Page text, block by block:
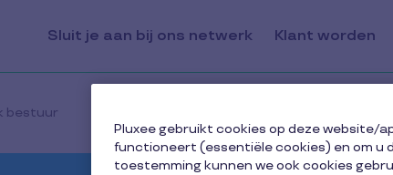
Sluit je aan bij ons netwerk Klant worden
bestuur
Pluxee gebruikt cookies op deze website/
functioneert (essentiële cookies) en om u
toestemming kunnen we ook cookies